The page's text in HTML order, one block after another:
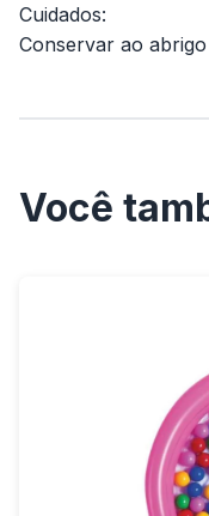
Cuidados:
Conservar ao
Você